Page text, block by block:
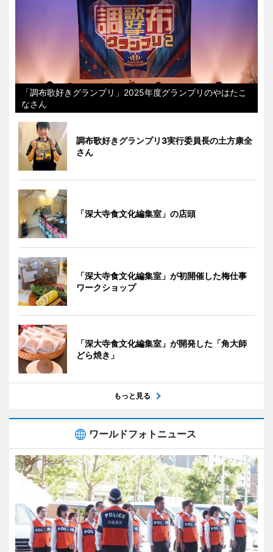
「調布歌好きグランプリ」2025年度グランプリのやはたこ
なさん
調布歌好きグランプリ3実行委員長の土方康全
さん
「深大寺食文化編集室」の店頭
「深大寺食文化編集室」が初開催した梅仕事
ワークショップ
「深大寺食文化編集室」が開発した「角大師
どら焼き」
もっと見る
ワールドフォトニュース